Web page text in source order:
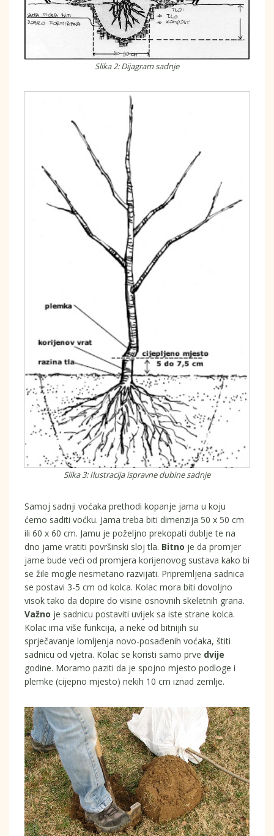
Slika 2: Dijagram sadnje
Slika 3: Ilustracija ispravne dubine sadnje
Samoj sadnji voćaka prethodi kopanje jama u koju
ćemo saditi voćku. Jama treba biti dimenzija 50 x 50 cm
ili 60 x 60 cm. Jamu je poželjno prekopati dublje te na
dno jame vratiti površinski sloj tla. Bitno je da promjer
jame bude veći od promjera korijenovog sustava kako bi
se žile mogle nesmetano razvijati. Pripremljena sadnica
se postavi 3-5 cm od kolca. Kolac mora biti dovoljno
visok tako da dopire do visine osnovnih skeletnih grana.
Važno je sadnicu postaviti uvijek sa iste strane kolca.
Kolac ima više funkcija, a neke od bitnijih su
sprječavanje lomljenja novo-posađenih voćaka, štiti
sadnicu od vjetra. Kolac se koristi samo prve dvije
godine. Moramo paziti da je spojno mjesto podloge i
plemke (cijepno mjesto) nekih 10 cm iznad zemlje.